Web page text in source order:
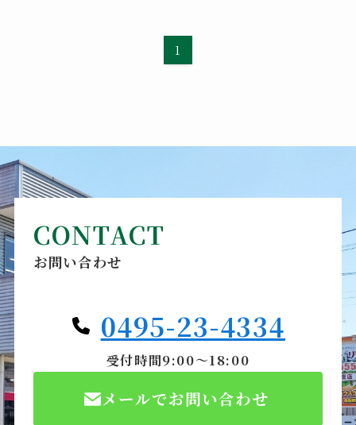
1
CONTACT
お問い合わせ
0495-23-4334
受付時間9:00～18:00
メールでお問い合わせ